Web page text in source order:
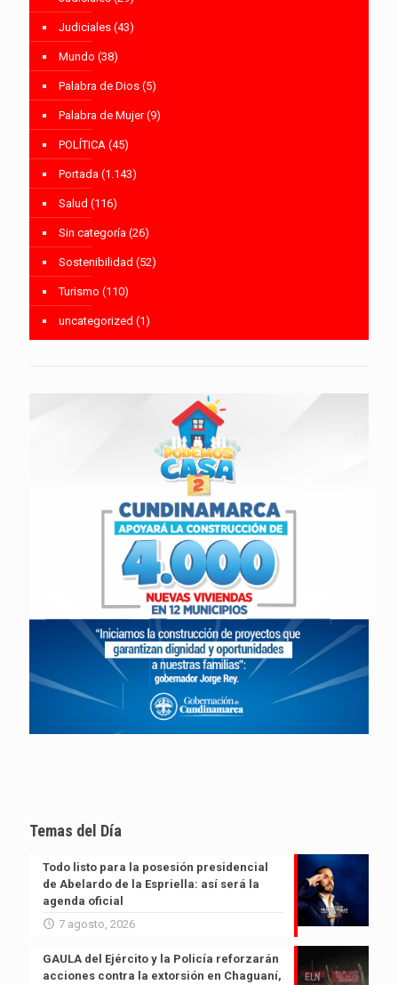
Judiciales (43)
Mundo (38)
Palabra de Dios (5)
Palabra de Mujer(9)
POLÍTICA (45)
Portada (1.143)
Salud (116)
Sin categoría (26)
Sostenibilidad (52)
Turismo (110)
uncategorized (1)
Temas del Día
Todo listo para la posesión presidencial
de Abelardo de la Espriella: así será la
agenda oficial
7 agosto, 2026
GAULA del Ejército y la Policía reforzarán
acciones contra la extorsión en Chaguaní,